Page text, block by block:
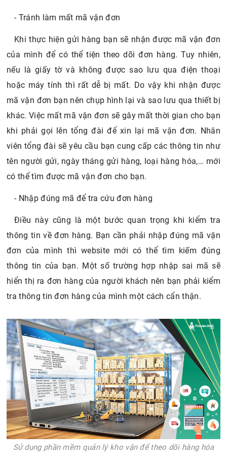
- Tránh làm mất mã vận đơn
Khi thực hiện gửi hàng bạn sẽ nhận được mã vận đơn
của mình để có thể tiện theo dõi đơn hàng. Tuy nhiên,
nếu là giấy tờ và không được sao lưu qua điện thoại
hoặc máy tính thì rất dễ bị mất. Do vậy khi nhận được
mã vận đơn bạn nên chụp hình lại và sao lưu qua thiết bị
khác. Việc mất mã vận đơn sẽ gây mất thời gian cho bạn
khi phải gọi lên tổng đài để xin lại mã vận đơn. Nhân
viên tổng đài sẽ yêu cầu bạn cung cấp các thông tin như
tên người gửi, ngày tháng gửi hàng, loại hàng hóa,… mới
có thể tìm được mã vận đơn cho bạn.
- Nhập đúng mã để tra cứu đơn hàng
Điều này cũng là một bước quan trọng khi kiểm tra
thông tin về đơn hàng. Bạn cần phải nhập đúng mã vận
đơn của mình thì website mới có thể tìm kiếm đúng
thông tin của bạn. Một số trường hợp nhập sai mã sẽ
hiển thị ra đơn hàng của người khách nên bạn phải kiểm
tra thông tin đơn hàng của mình một cách cẩn thận.
Sử dụng phần mềm quản lý kho vận để theo dõi hàng hóa